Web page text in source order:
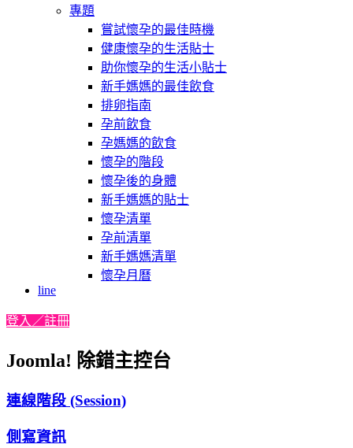
專題
嘗試懷孕的最佳時機
健康懷孕的生活貼士
助你懷孕的生活小貼士
新手媽媽的最佳飲食
排卵指南
孕前飲食
孕媽媽的飲食
懷孕的階段
懷孕後的身體
新手媽媽的貼士
懷孕清單
孕前清單
新手媽媽清單
懷孕月曆
line
登入／註冊
Joomla! 除錯主控台
連線階段 (Session)
側寫資訊